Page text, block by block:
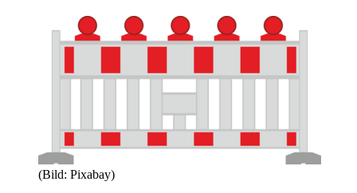
(Bild: Pixabay)